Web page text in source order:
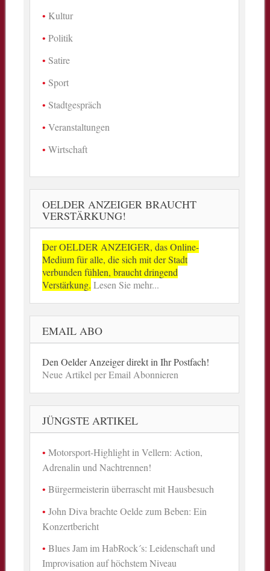
Kultur
Politik
Satire
Sport
Stadtgespräch
Veranstaltungen
Wirtschaft
OELDER ANZEIGER BRAUCHT
VERSTÄRKUNG!
Der OELDER ANZEIGER, das Online-
Medium für alle, die sich mit der Stadt
verbunden fühlen, braucht dringend
Verstärkung. Lesen Sie mehr...
EMAIL ABO
Den Oelder Anzeiger direkt in Ihr Postfach!
Neue Artikel per Email Abonnieren
JÜNGSTE ARTIKEL
Motorsport-Highlight in Vellern: Action,
Adrenalin und Nachtrennen!
Bürgermeisterin überrascht mit Hausbesuch
John Diva brachte Oelde zum Beben: Ein
Konzertbericht
Blues Jam im HabRock´s: Leidenschaft und
Improvisation auf höchstem Niveau